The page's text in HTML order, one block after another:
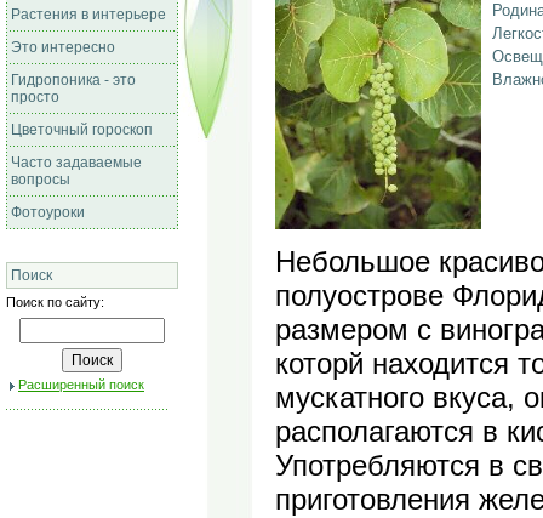
Растения в интерьере
Это интересно
Гидропоника - это
просто
Цветочный гороскоп
Часто задаваемые
вопросы
Фотоуроки
Поиск
Поиск по сайту:
Расширенный поиск
Небольшое
полуострове
размером с
которй находится
мускатного
располагаются в
Употребляются в
приготовления